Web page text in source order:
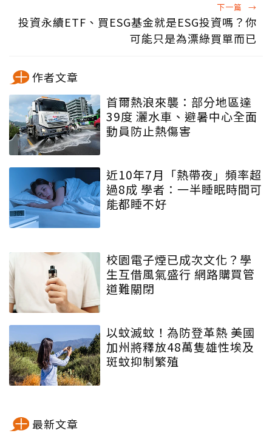
下一篇 →
投資永續ETF、買ESG基金就是ESG投資嗎？你
可能只是為漂綠買單而已
作者文章
首爾熱浪來襲：部分地區達
39度 灑水車、避暑中心全面
動員防止熱傷害
近10年7月「熱帶夜」頻率超
過8成 學者：一半睡眠時間可
能都睡不好
校園電子煙已成次文化？學
生互借風氣盛行 網路購買管
道難關閉
以蚊滅蚊！為防登革熱 美國
加州將釋放48萬隻雄性埃及
斑蚊抑制繁殖
最新文章